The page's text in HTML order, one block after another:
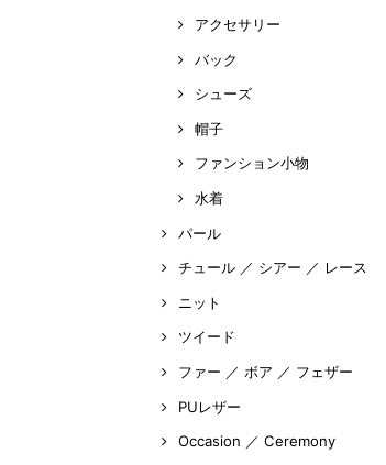
アクセサリー
バック
シューズ
帽子
ファンション小物
水着
パール
チュール ／ シアー ／ レース
ニット
ツイード
ファー ／ ボア ／ フェザー
PUレザー
Occasion ／ Ceremony